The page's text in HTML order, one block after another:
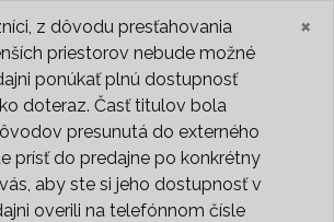
z dôvodu presťahovania
priestorov nebude možné
ponúkať plnú dostupnosť
doteraz. Časť titulov bola
presunutá do externého
prísť do predajne po konkrétny
aby ste si jeho dostupnosť v
overili na telefónnom čísle
×